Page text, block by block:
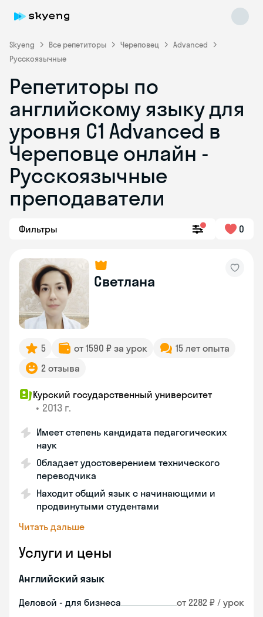
Skyeng Все репетиторы Череповец
Advanced
Русскоязычные
Репетиторы по
английскому языку для
уровня C1 Advanced в
Череповце онлайн -
Русскоязычные
преподаватели
Фильтры 0
Светлана
5 от 1590 ₽ за урок
15 лет опыта
2 отзыва
Курский государственный университет
• 2013 г.
Имеет степень кандидата педагогических
наук
Обладает удостоверением технического
переводчика
Находит общий язык с начинающими и
продвинутыми студентами
Читать дальше
Услуги и цены
Английский язык
Деловой - для бизнеса от 2282 ₽ / урок
Skyeng Chat